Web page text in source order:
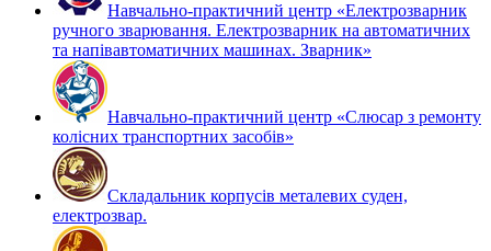
Навчально-практичний центр «Електрозварник
ручного зварювання. Електрозварник на автоматичних
та напівавтоматичних машинах. Зварник»
Навчально-практичний центр «Слюсар з ремонту
колісних транспортних засобів»
Складальник корпусів металевих суден,
електрозвар.